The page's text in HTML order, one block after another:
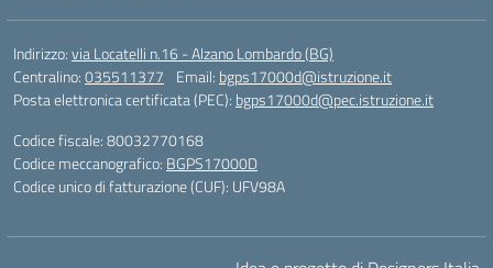
Indirizzo:via Locatelli n.16 - Alzano Lombardo (BG)
Centralino:035511377 Email: bgps17000d@istruzione.it
Posta elettronica certificata (PEC): bgps17000d@pec.istruzione.it
Codice fiscale: 80032770168
Codice meccanografico: BGPS17000D
Codice unico di fatturazione (CUF): UFV98A